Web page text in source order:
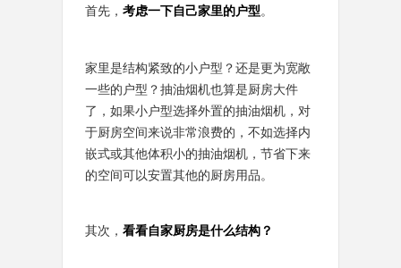
首先， 考虑一下自己家里的户型。
家里是结构紧致的小户型？还是更为宽敞
一些的户型？抽油烟机也算是厨房大件
了，如果小户型选择外置的抽油烟机，对
于厨房空间来说非常浪费的，不如选择内
嵌式或其他体积小的抽油烟机，节省下来
的空间可以安置其他的厨房用品。
其次， 看看自家厨房是什么结构？